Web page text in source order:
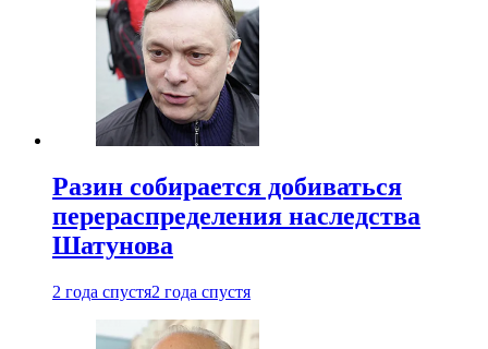
Разин собирается добиваться
перераспределения наследства
Шатунова
2 года спустя2 года спустя